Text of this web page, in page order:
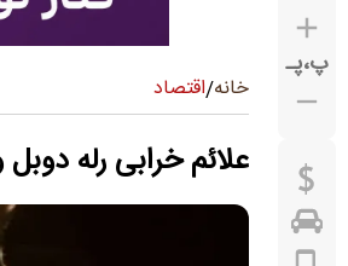
پ،پـ
خانه/اقتصاد
علائم خرابی رله